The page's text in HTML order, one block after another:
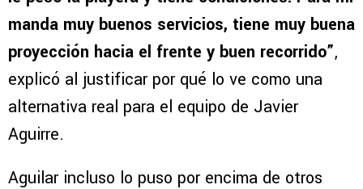
manda muy buenos servicios, tiene muy buena
proyección hacia el frente y buen recorrido”,
explicó al justificar por qué lo ve como una
alternativa real para el equipo de Javier
Aguirre.
Aguilar incluso lo puso por encima de otros